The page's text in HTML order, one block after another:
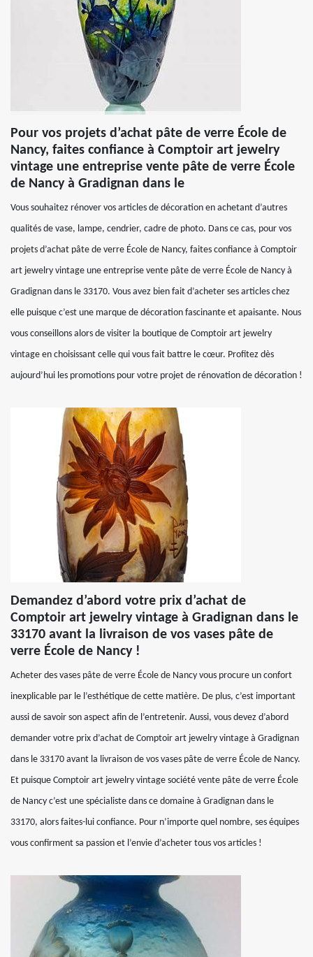
Pour vos projets d’achat pâte de verre École de
Nancy, faites confiance à Comptoir art jewelry
vintage une entreprise vente pâte de verre École
de Nancy à Gradignan dans le
Vous souhaitez rénover vos articles de décoration en achetant d’autres
qualités de vase, lampe, cendrier, cadre de photo. Dans ce cas, pour vos
projets d’achat pâte de verre École de Nancy, faites confiance à Comptoir
art jewelry vintage une entreprise vente pâte de verre École de Nancy à
Gradignan dans le 33170. Vous avez bien fait d’acheter ses articles chez
elle puisque c’est une marque de décoration fascinante et apaisante. Nous
vous conseillons alors de visiter la boutique de Comptoir art jewelry
vintage en choisissant celle qui vous fait battre le cœur. Profitez dès
aujourd’hui les promotions pour votre projet de rénovation de décoration !
Demandez d’abord votre prix d’achat de
Comptoir art jewelry vintage à Gradignan dans le
33170 avant la livraison de vos vases pâte de
verre École de Nancy !
Acheter des vases pâte de verre École de Nancy vous procure un confort
inexplicable par le l’esthétique de cette matière. De plus, c’est important
aussi de savoir son aspect afin de l’entretenir. Aussi, vous devez d’abord
demander votre prix d’achat de Comptoir art jewelry vintage à Gradignan
dans le 33170 avant la livraison de vos vases pâte de verre École de Nancy.
Et puisque Comptoir art jewelry vintage société vente pâte de verre École
de Nancy c’est une spécialiste dans ce domaine à Gradignan dans le
33170, alors faites-lui confiance. Pour n’importe quel nombre, ses équipes
vous confirment sa passion et l’envie d’acheter tous vos articles !